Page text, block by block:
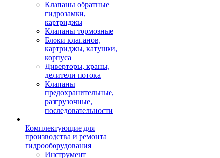
Клапаны обратные,
гидрозамки,
картриджы
Клапаны тормозные
Блоки клапанов,
картриджы, катушки,
корпуса
Диверторы, краны,
делители потока
Клапаны
предохранительные,
разгрузочные,
последовательности
Комплектующие для
производства и ремонта
гидрооборудования
Инструмент